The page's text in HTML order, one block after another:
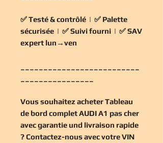
✅Testé & contrôlé | ✅ Palette
sécurisée | ✅Suivi fourni | ✅SAV
expert lun→ven
Vous souhaitez acheter Tableau
de bord complet AUDI A1 pas cher
avec garantie und livraison rapide
? Contactez-nous avec votre VIN